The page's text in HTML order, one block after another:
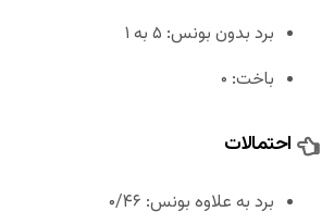
برد بدون بونس: ۵ به ۱
باخت: ۰
احتمالات
برد به علاوه بونس: ۰/۴۶